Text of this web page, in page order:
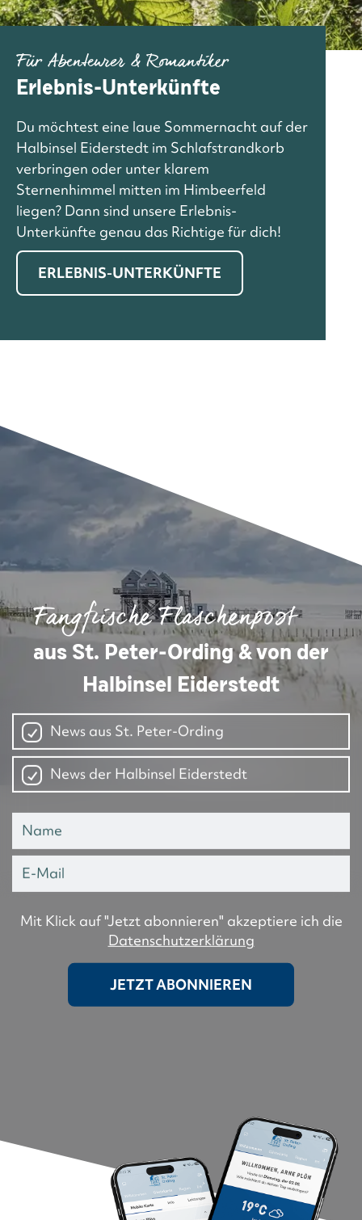
Für Abenteurer & Romantiker
Erlebnis-Unterkünfte
Du möchtest eine laue Sommernacht auf der
Halbinsel Eiderstedt im Schlafstrandkorb
verbringen oder unter klarem
Sternenhimmel mitten im Himbeerfeld
liegen? Dann sind unsere Erlebnis-
Unterkünfte genau das Richtige für dich!
ERLEBNIS-UNTERKÜNFTE
Fangfrische Flaschenpost
aus St. Peter-Ording & von der
Halbinsel Eiderstedt
News aus St. Peter-Ording
News der Halbinsel Eiderstedt
Mit Klick auf "Jetzt abonnieren" akzeptiere ich die
Datenschutzerklärung